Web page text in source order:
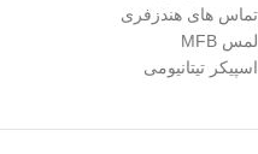
تماس های هندزفری
لمس MFB
اسپیکر تیتانیومی